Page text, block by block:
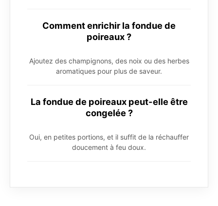
Comment enrichir la fondue de
poireaux ?
Ajoutez des champignons, des noix ou des herbes
aromatiques pour plus de saveur.
La fondue de poireaux peut-elle être
congelée ?
Oui, en petites portions, et il suffit de la réchauffer
doucement à feu doux.